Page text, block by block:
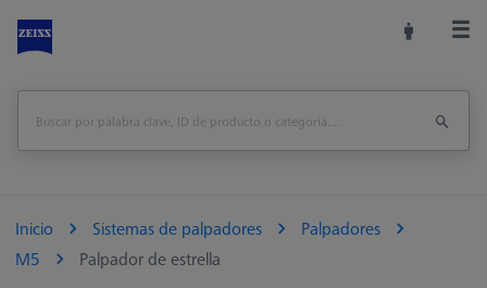
Inicio Sistemas de palpadores
Palpadores
M5
Palpador de estrella